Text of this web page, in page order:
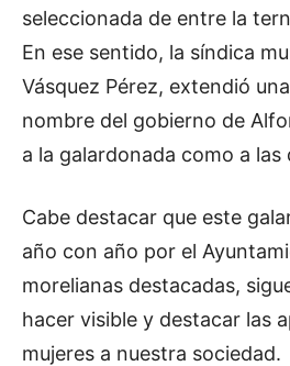
seleccionada de entre la
En ese sentido, la síndica
Vásquez Pérez, extendió
nombre del gobierno de
a la galardonada como a
Cabe destacar que este
año con año por el
morelianas destacadas,
hacer visible y destacar las
mujeres a nuestra sociedad.